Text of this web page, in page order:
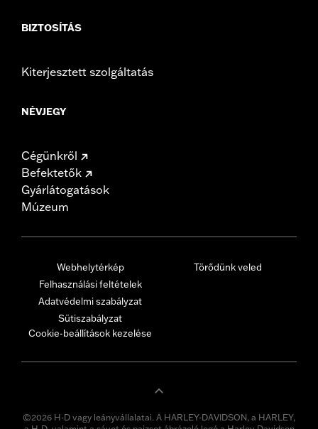
BIZTOSÍTÁS
Kiterjesztett szolgáltatás
NÉVJEGY
Cégünkről
Befektetők
Gyárlátogatások
Múzeum
Webhelytérkép
Felhasználási feltételek
Adatvédelmi szabályzat
Sütiszabályzat
Cookie-beállítások kezelése
Törődünk veled
©2026 H-D vagy leányvállalatai. A HARLEY-DAVIDSON, a HARLEY,